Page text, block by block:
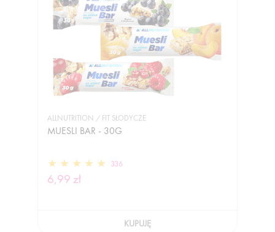
ALLNUTRITION / FIT SŁODYCZE
MUESLI BAR - 30G
336
6,99 zł
KUPUJĘ